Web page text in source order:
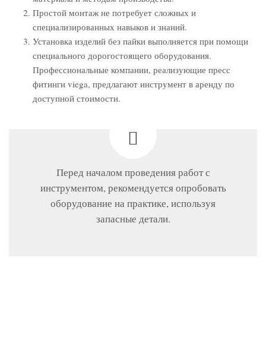
Простой монтаж не потребует сложных и
специализированных навыков и знаний.
Установка изделий без пайки выполняется при помощи
специального дорогостоящего оборудования.
Профессиональные компании, реализующие пресс
фитинги viega, предлагают инструмент в аренду по
доступной стоимости.
Перед началом проведения работ с
инструментом, рекомендуется опробовать
оборудование на практике, используя
запасные детали.